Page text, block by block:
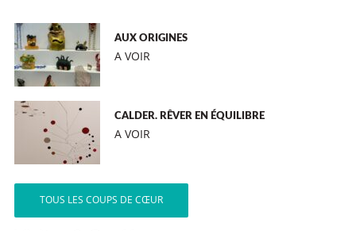
AUX ORIGINES
A VOIR
CALDER. RÊVER EN ÉQUILIBRE
A VOIR
TOUS LES COUPS DE CŒUR